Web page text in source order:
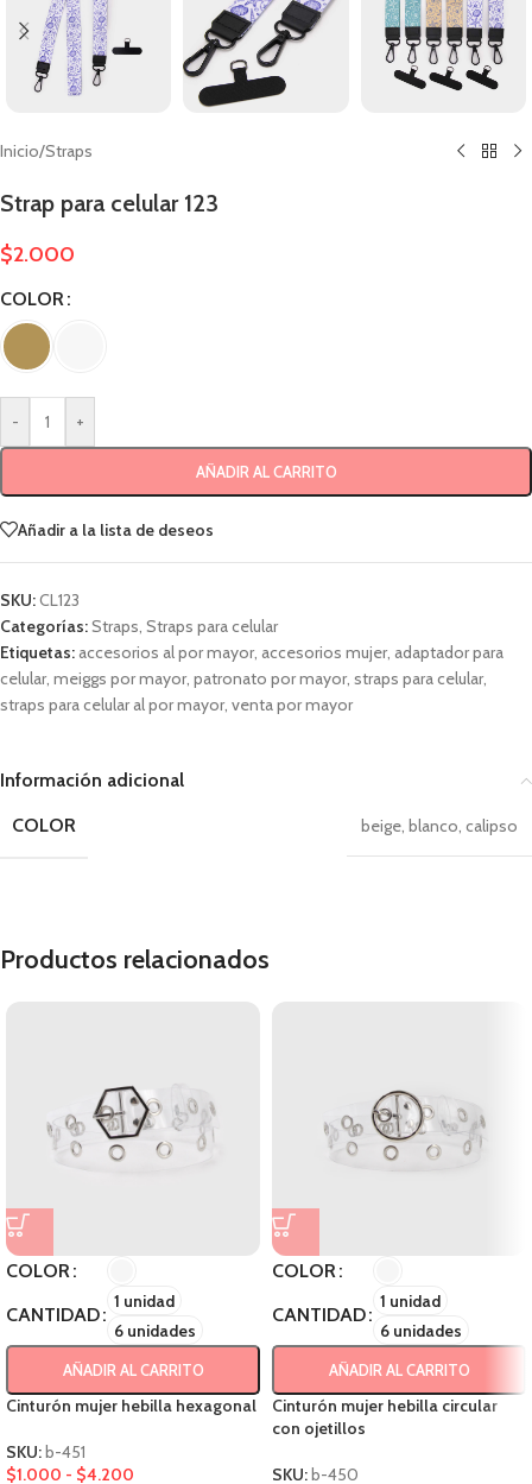
Inicio/Straps
Strap para celular 123
$2.000
COLOR
- +
AÑADIR AL CARRITO
Añadir a la lista de deseos
SKU:CL123
Categorías:Straps, Straps para celular
Etiquetas: accesorios al por mayor, accesorios mujer, adaptador para
celular, meiggs por mayor, patronato por mayor, straps para celular,
straps para celular al por mayor, venta por mayor
Información adicional
COLOR
beige, blanco, calipso
Productos relacionados
COLOR
CANTIDAD
1 unidad
6 unidades
AÑADIR AL CARRITO
Cinturón mujer hebilla hexagonal
SKU: b-451
$1.000 - $4.200
COLOR
CANTIDAD
1 unidad
6 unidades
AÑADIR AL CARRITO
Cinturón mujer hebilla circular
con ojetillos
SKU: b-450